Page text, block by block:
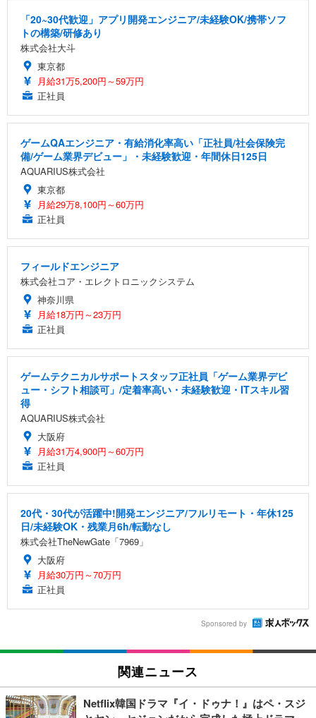
「20~30代歓迎」アプリ開発エンジニア/未経験OK/携帯ソフ
トの構築/研修あり
株式会社大斗
東京都
月給31万5,200円～59万円
正社員
ゲームQAエンジニア・有給消化率高い「正社員/社会保険完
備/ゲーム業界デビュー」・未経験歓迎・年間休日125日
AQUARIUS株式会社
東京都
月給29万8,100円～60万円
正社員
フィールドエンジニア
株式会社コア・エレクトロニックシステム
神奈川県
月給18万円～23万円
正社員
ゲームテクニカルサポートスタッフ正社員「ゲーム業界デビ
ュー・シフト相談可」/定着率高い・未経験歓迎・ITスキル習
得
AQUARIUS株式会社
大阪府
月給31万4,900円～60万円
正社員
20代・30代が活躍中!開発エンジニア/フルリモート・年休125
日/未経験OK・残業月6h/転勤なし
株式会社TheNewGate「7969」
大阪府
月給30万円～70万円
正社員
Sponsored by
関連ニュース
Netflix韓国ドラマ『イ・ドゥナ！』はペ・スジ